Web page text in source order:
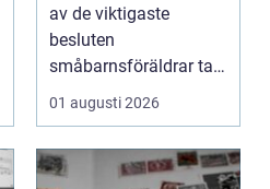
av de viktigaste
besluten
småbarnsföräldrar tar.
Omsorg, trygghet,
pedagog...
01 augusti 2026